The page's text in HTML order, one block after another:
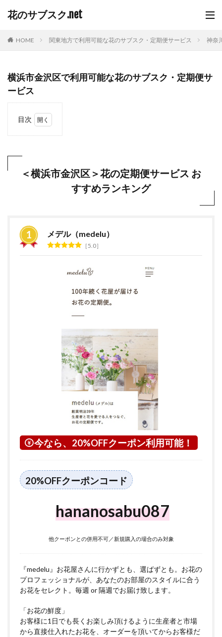
花のサブスク.net
HOME 関東地方で利用可能な花のサブスク・定期便サービス 神奈
横浜市金沢区で利用可能な花のサブスク・定期便サ
ービス
目次
花の
すめ
ラン
キン
グ
横浜
市に
つい
て
5
金沢
＜横浜市金沢区＞花の定期便サービス お
すすめランキング
メデル（medelu）
5.0
今なら、20%OFFクーポン利用可能！
20%OFFクーポンコード
hananosabu087
他クーポンとの併用不可／新規購入の場合のみ対象
『medelu』お花屋さんに行かずとも、選ばずとも。お花の
プロフェッショナルが、あなたのお部屋のスタイルに合う
お花をセレクト。毎週 or 隔週でお届け致します。
「お花の鮮度」
お客様に1日でも長くお楽しみ頂けるように生産者と市場
から直接仕入れたお花を、オーダーを頂いてからお客様だ